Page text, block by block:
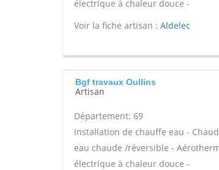
électrique à chaleur douce -
Voir la fiche artisan : Aldelec
Bgf travaux Oullins
Artisan
Département: 69
Installation de chauffe eau -
eau chaude /réversible -
électrique à chaleur douce -